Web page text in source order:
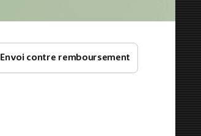
Envoi contre remboursement